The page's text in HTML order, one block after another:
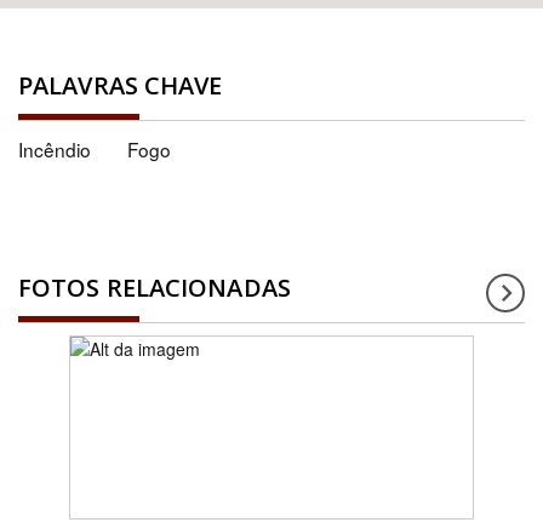
PALAVRAS CHAVE
Incêndio Fogo
FOTOS RELACIONADAS